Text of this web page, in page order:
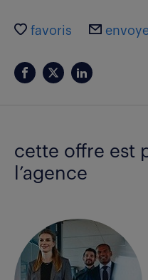
favoris
cette offre est
l’agence